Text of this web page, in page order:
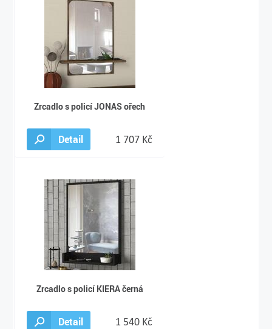
Zrcadlo s policí JONAS ořech
Detail 1 707 Kč
Zrcadlo s policí KIERA černá
Detail 1 540 Kč